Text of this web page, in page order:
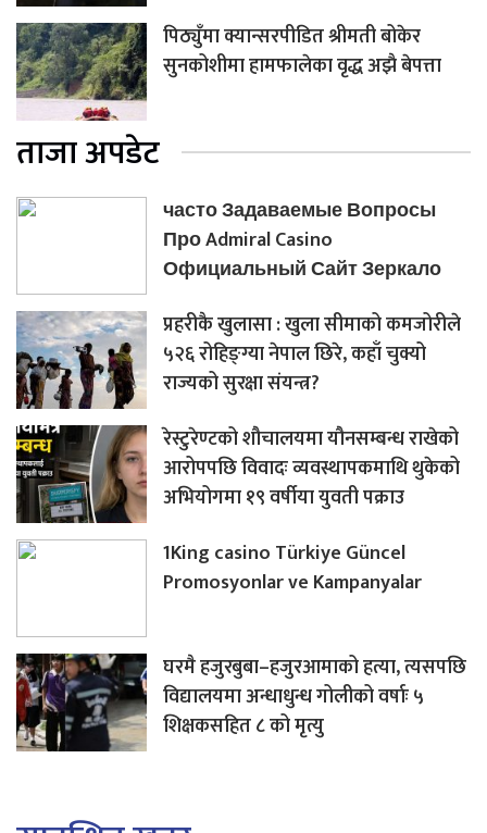
पिठ्युँमा क्यान्सरपीडित श्रीमती बोकेर
सुनकोशीमा हामफालेका वृद्ध अझै बेपत्ता
ताजा अपडेट
часто Задаваемые Вопросы
Про Admiral Casino
Официальный Сайт Зеркало
प्रहरीकै खुलासा : खुला सीमाको कमजोरीले
५२६ रोहिङ्ग्या नेपाल छिरे, कहाँ चुक्यो
राज्यको सुरक्षा संयन्त्र?
रेस्टुरेण्टको शौचालयमा यौनसम्बन्ध राखेको
आरोपपछि विवादः व्यवस्थापकमाथि थुकेको
अभियोगमा १९ वर्षीया युवती पक्राउ
1King casino Türkiye Güncel
Promosyonlar ve Kampanyalar
घरमै हजुरबुबा–हजुरआमाको हत्या, त्यसपछि
विद्यालयमा अन्धाधुन्ध गोलीको वर्षाः ५
शिक्षकसहित ८ को मृत्यु